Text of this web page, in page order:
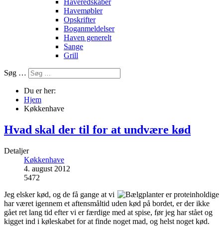
Haveredskaber
Havemøbler
Opskrifter
Boganmeldelser
Haven generelt
Sange
Grill
Søg …
Du er her:
Hjem
Køkkenhave
Hvad skal der til for at undvære kød
Detaljer
Køkkenhave
4. august 2012
5472
Jeg elsker kød, og de få gange at vi
har været igennem et aftensmåltid uden kød på bordet, er der ikke
gået ret lang tid efter vi er færdige med at spise, før jeg har stået og
kigget ind i køleskabet for at finde noget mad, og helst noget kød.